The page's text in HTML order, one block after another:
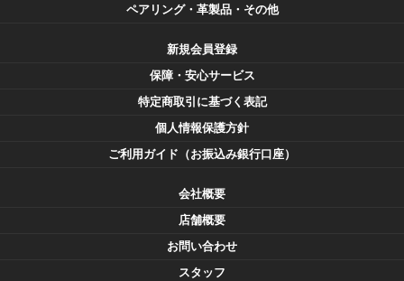
ペアリング・革製品・その他
新規会員登録
保障・安心サービス
特定商取引に基づく表記
個人情報保護方針
ご利用ガイド（お振込み銀行口座）
会社概要
店舗概要
お問い合わせ
スタッフ